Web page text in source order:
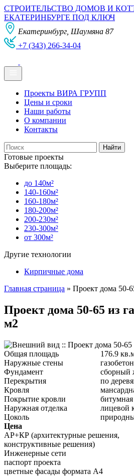
СТРОИТЕЛЬСТВО ДОМОВ И
ЕКАТЕРИНБУРГЕ ПОД КЛЮЧ
Екатеринбург, Шаумяна 87
+7 (343) 266-34-04
Проекты ВИРА ГРУПП
Цены и сроки
Наши работы
О компании
Контакты
Готовые проекты
Выберите площадь:
до 140м²
140-160м²
160-180м²
180-200м²
200-230м²
230-300м²
от 300м²
Другие технологии
Кирпичные дома
Главная страница » Проект дома 50-
Проект дома 50-65 из
м2
Общая площадь
176.9
Наружные стены
газобетон
Фундамент
сборный
Перекрытия
по
Кровля
Покрытие кровли
Наружная отделка
лицевой
Цоколь
Цена
АР+КР (архитектурные решения,
конструктивные решения)
Инженерные сети
паспорт проекта
цветные фасады формата А4